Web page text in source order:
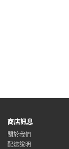
商店訊息
關於我們
配送說明